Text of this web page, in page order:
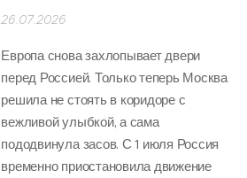
26.07.2026
Европа снова захлопывает двери
перед Россией. Только теперь Москва
решила не стоять в коридоре с
вежливой улыбкой, а сама
пододвинула засов. С 1 июля Россия
временно приостановила движение